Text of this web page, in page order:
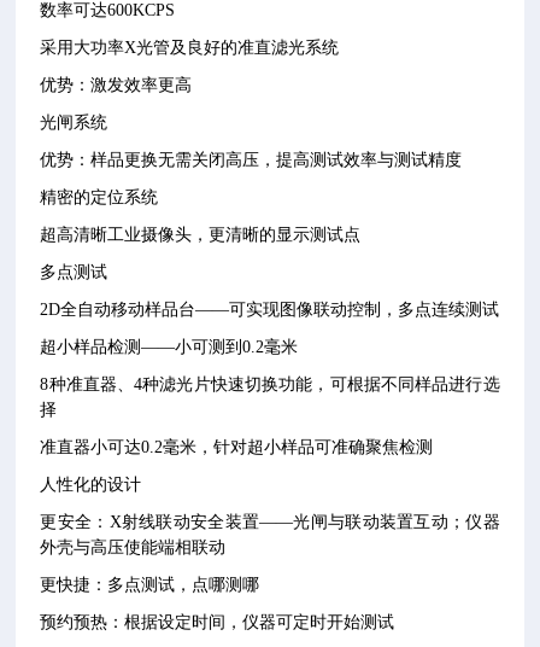
数率可达600KCPS
采用大功率X光管及良好的准直滤光系统
优势：激发效率更高
光闸系统
优势：样品更换无需关闭高压，提高测试效率与测试精度
精密的定位系统
超高清晰工业摄像头，更清晰的显示测试点
多点测试
2D全自动移动样品台——可实现图像联动控制，多点连续测试
超小样品检测——小可测到0.2毫米
8种准直器、4种滤光片快速切换功能，可根据不同样品进行选
择
准直器小可达0.2毫米，针对超小样品可准确聚焦检测
人性化的设计
更安全： X射线联动安全装置——光闸与联动装置互动；仪器
外壳与高压使能端相联动
更快捷：多点测试，点哪测哪
预约预热：根据设定时间，仪器可定时开始测试